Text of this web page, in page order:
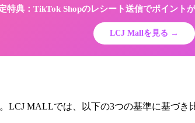
特典：TikTok Shopのレシート送信でポイント
LCJ Mallを見る →
LCJ MALLでは、以下の3つの基準に基づき